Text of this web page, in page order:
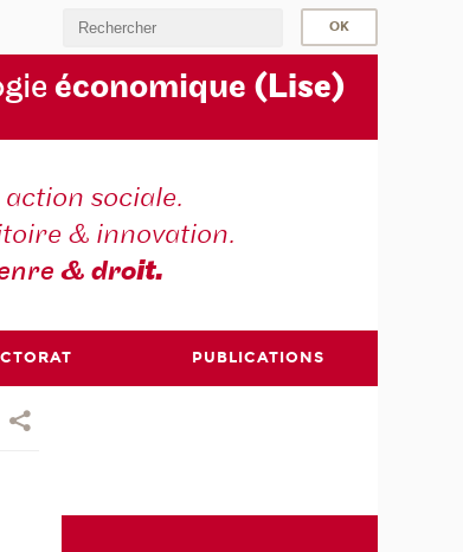
économique (Lise)
sociale.
& innovation.
& droit.
PUBLICATIONS